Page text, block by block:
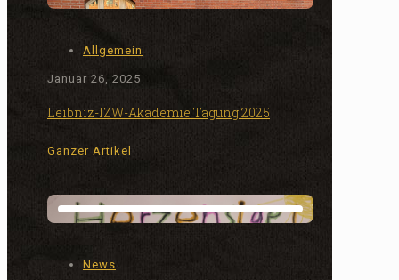
Allgemein
Januar 26, 2025
Leibniz-IZW-Akademie Tagung 2025
Ganzer Artikel
News